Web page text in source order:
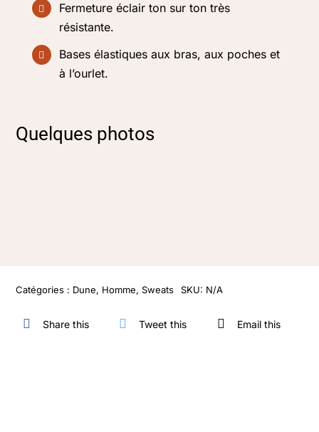
Fermeture éclair ton sur ton très
résistante.
Bases élastiques aux bras, aux poches et
à l’ourlet.
Quelques photos
Catégories : Dune, Homme,Sweats SKU: N/A
Share this Tweet this Email this